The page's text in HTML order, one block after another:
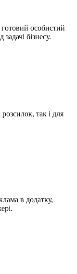
особистий
бізнесу.
так і для
в додатку,